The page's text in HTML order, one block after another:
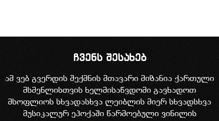
ჩვენს შესახებ
ამ ვებ გვერდის შექმნის მთავარი მიზანია ქართული
მსმენლისთვის ხელმისაწვდომი გავხადოთ
მსოფლიოს სხვადასხვა ლეიბლის მიერ სხვადსხვა
მუსიკალურ ეპოქაში წარმოებული ვინილის